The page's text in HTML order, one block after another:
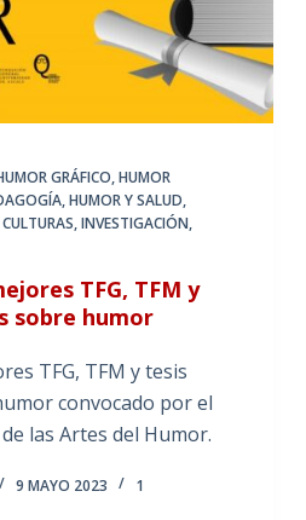
GRÁFICO,HUMOR
,HUMOR Y SALUD,
,INVESTIGACIÓN,
TFG, TFM y
sobre humor
TFG, TFM y tesis
convocado por el
las Artes del Humor.
9 MAYO 2023
1